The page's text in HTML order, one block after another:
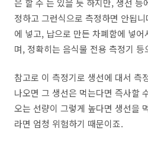
은 할 수 는 있을 듯 하지만, 생선 등
정하고 그런식으로 측정하면 안됩
에 넣고, 납으로 만든 차폐함에 넣
며, 정확히는 음식물 전용 측정기
참고로 이 측정기로 생선에 대서 측
나오면 그 생선은 먹는다면 즉사할
오는 선량이 그렇게 높다면 생선을
라면 엄청 위험하기 때문이죠.